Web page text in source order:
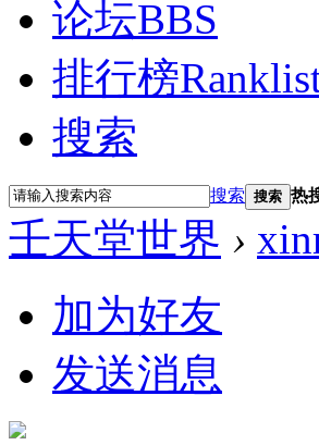
论坛BBS
排行榜
搜索
搜索 搜索 热
壬天堂世界 ›
加为好友
发送消息